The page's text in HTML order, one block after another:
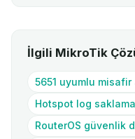
İlgili MikroTik
5651 uyumlu misafir
Hotspot log
RouterOS güvenlik